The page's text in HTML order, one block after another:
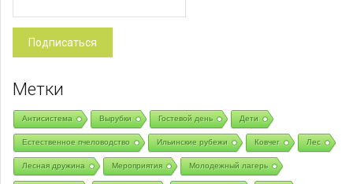
Метки
Антисистема Вырубки Гостевой день Дети
Естественное пчеловодство Ильинские рубежи Ковчег Лес
Лесная дружина Мероприятия Молодежный лагерь